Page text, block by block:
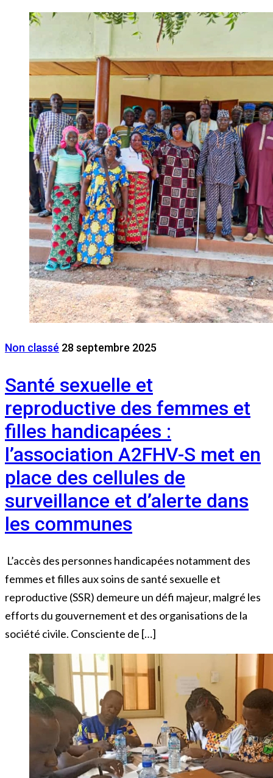
Non classé 28 septembre 2025
Santé sexuelle et
reproductive des femmes et
filles handicapées :
l’association A2FHV-S met en
place des cellules de
surveillance et d’alerte dans
les communes
L’accès des personnes handicapées notamment des
femmes et filles aux soins de santé sexuelle et
reproductive (SSR) demeure un défi majeur, malgré les
efforts du gouvernement et des organisations de la
société civile. Consciente de […]